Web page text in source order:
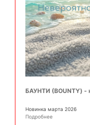
БАУНТИ (BOUNTY) -
Новинка марта 2026
Подробнее